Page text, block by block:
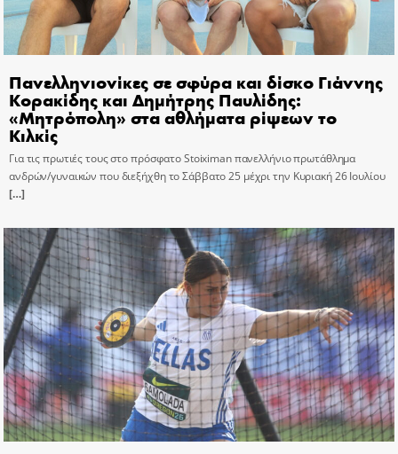
Πανελληνιονίκες σε σφύρα και δίσκο Γιάννης
Κορακίδης και Δημήτρης Παυλίδης:
«Μητρόπολη» στα αθλήματα ρίψεων το
Κιλκίς
Για τις πρωτιές τους στο πρόσφατο Stoiximan πανελλήνιο πρωτάθλημα
ανδρών/γυναικών που διεξήχθη το Σάββατο 25 μέχρι την Κυριακή 26 Ιουλίου
[…]